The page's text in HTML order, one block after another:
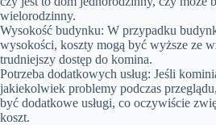
wielorodzinny.
Wysokość budynku: W przypadku
wysokości, koszty mogą być wyższe ze
trudniejszy dostęp do komina.
Potrzeba dodatkowych usług: Jeśli
jakiekolwiek problemy podczas
być dodatkowe usługi, co oczywiście
koszt.